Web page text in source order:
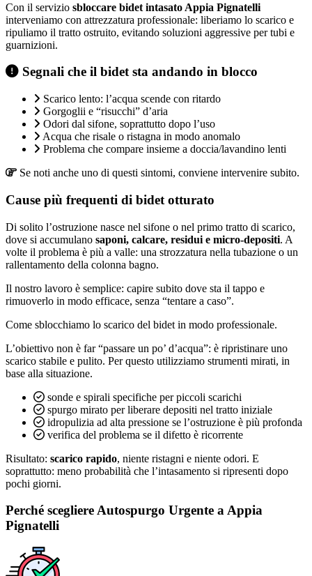
Con il servizio sbloccare bidet intasato Appia Pignatelli
interveniamo con attrezzatura professionale: liberiamo lo scarico e
ripuliamo il tratto ostruito, evitando soluzioni aggressive per tubi e
guarnizioni.
Segnali che il bidet sta andando in blocco
Scarico lento: l’acqua scende con ritardo
Gorgoglii e “risucchi” d’aria
Odori dal sifone, soprattutto dopo l’uso
Acqua che risale o ristagna in modo anomalo
Problema che compare insieme a doccia/lavandino lenti
Se noti anche uno di questi sintomi, conviene intervenire subito.
Cause più frequenti di bidet otturato
Di solito l’ostruzione nasce nel sifone o nel primo tratto di scarico,
dove si accumulano saponi, calcare, residui e micro-depositi. A
volte il problema è più a valle: una strozzatura nella tubazione o un
rallentamento della colonna bagno.
Il nostro lavoro è semplice: capire subito dove sta il tappo e
rimuoverlo in modo efficace, senza “tentare a caso”.
Come sblocchiamo lo scarico del bidet in modo professionale.
L’obiettivo non è far “passare un po’ d’acqua”: è ripristinare uno
scarico stabile e pulito. Per questo utilizziamo strumenti mirati, in
base alla situazione.
sonde e spirali specifiche per piccoli scarichi
spurgo mirato per liberare depositi nel tratto iniziale
idropulizia ad alta pressione se l’ostruzione è più profonda
verifica del problema se il difetto è ricorrente
Risultato: scarico rapido, niente ristagni e niente odori. E
soprattutto: meno probabilità che l’intasamento si ripresenti dopo
pochi giorni.
Perché scegliere Autospurgo Urgente a Appia
Pignatelli